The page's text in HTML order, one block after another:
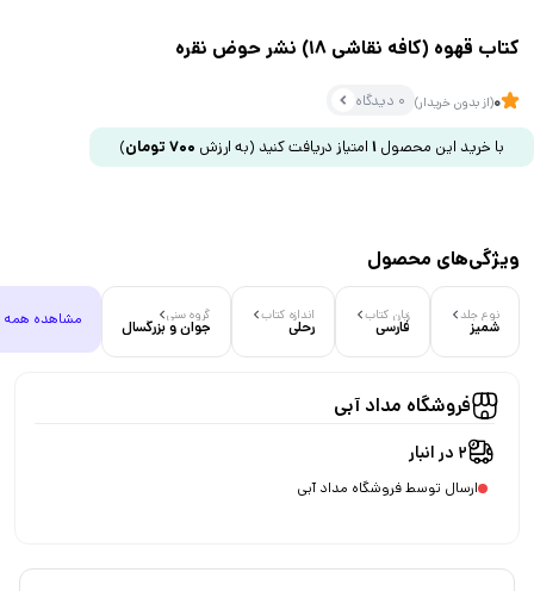
کتاب قهوه (کافه نقاشی 18) نشر حوض نقره
0(از بدون خریدار) 0 دیدگاه
با خرید این محصول 1 امتیاز دریافت کنید (به ارزش 700 تومان)
ویژگی‌های محصول
نوع جلد
شمیز
زبان کتاب
فارسی
اندازه کتاب
رحلی
گروه سنی
جوان و بزرگسال مشاهده همه
فروشگاه مداد آبی
2 در انبار
ارسال توسط فروشگاه مداد آبی